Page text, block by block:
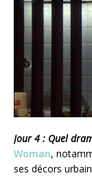
Jour 4 : Quel
Woman,
ses décors